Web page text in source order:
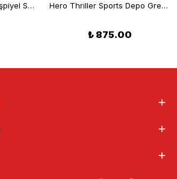
Hero Pleasure Sol Marşpiyel Siyah Orjinal Hero Thriller Sports Depo Grenajı Sol Beyaz Orjinal
₺ 875.00